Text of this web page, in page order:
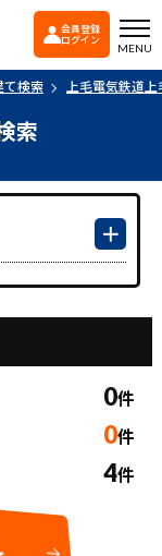
ぐんま不動産探し
会員登録
ログイン
MENU
て検索 上毛電気鉄道
索
0件
0件
4件